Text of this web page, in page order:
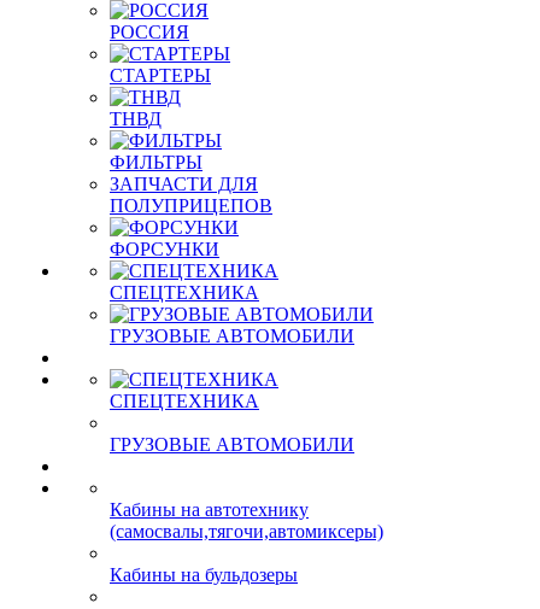
РОССИЯ
СТАРТЕРЫ
ТНВД
ФИЛЬТРЫ
ЗАПЧАСТИ ДЛЯ
ПОЛУПРИЦЕПОВ
ФОРСУНКИ
СПЕЦТЕХНИКА
ГРУЗОВЫЕ АВТОМОБИЛИ
СПЕЦТЕХНИКА
ГРУЗОВЫЕ АВТОМОБИЛИ
Кабины на автотехнику